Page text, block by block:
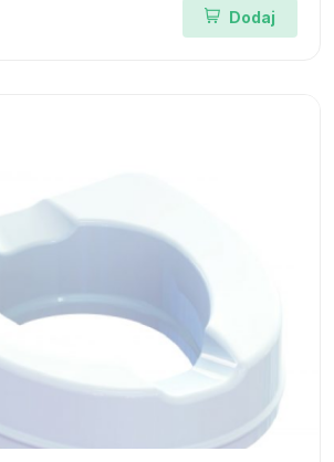
Dodaj